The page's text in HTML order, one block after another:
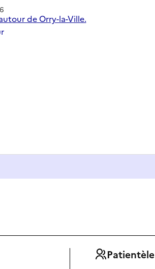
de Orry-la-Ville.
Patientèle